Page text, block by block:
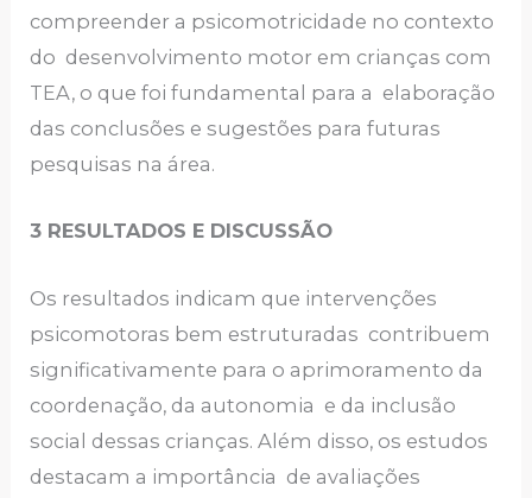
compreender a psicomotricidade no contexto
do desenvolvimento motor em crianças com
TEA, o que foi fundamental para a elaboração
das conclusões e sugestões para futuras
pesquisas na área.
3 RESULTADOS E DISCUSSÃO
Os resultados indicam que intervenções
psicomotoras bem estruturadas contribuem
significativamente para o aprimoramento da
coordenação, da autonomia e da inclusão
social dessas crianças. Além disso, os estudos
destacam a importância de avaliações